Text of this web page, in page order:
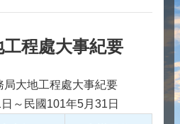
程處大事紀要
局大地工程處大事紀要
～民國101年5月31日